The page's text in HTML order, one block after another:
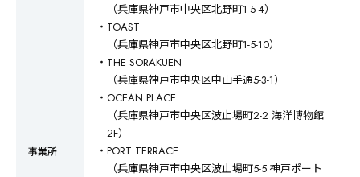
事業所
（兵庫県神戸市中央区北野町1-5-4）
・TOAST
（兵庫県神戸市中央区北野町1-5-10）
・THE SORAKUEN
（兵庫県神戸市中央区中山手通5-3-1）
・OCEAN PLACE
（兵庫県神戸市中央区波止場町2-2 海洋博物館
2F）
・PORT TERRACE
（兵庫県神戸市中央区波止場町5-5 神戸ポート